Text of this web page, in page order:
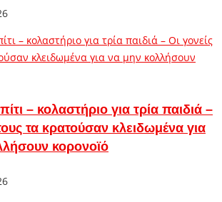
– κολαστήριο για τρία παιδιά –
τα κρατούσαν κλειδωμένα για
κορονοϊό